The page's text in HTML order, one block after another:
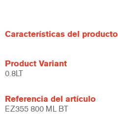
Características del producto
Product Variant
0.8LT
Referencia del artículo
EZ355 800 ML BT